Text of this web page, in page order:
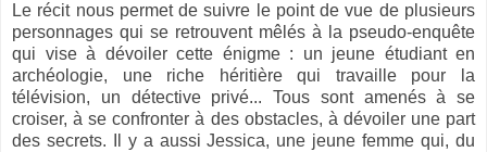
Le récit nous permet de suivre le point de vue de plusieurs
personnages qui se retrouvent mêlés à la pseudo-enquête
qui vise à dévoiler cette énigme : un jeune étudiant en
archéologie, une riche héritière qui travaille pour la
télévision, un détective privé... Tous sont amenés à se
croiser, à se confronter à des obstacles, à dévoiler une part
des secrets. Il y a aussi Jessica, une jeune femme qui, du